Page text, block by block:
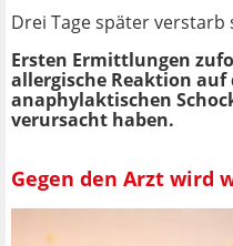
Drei Tage später
Ersten Ermittlungen
allergische Reaktion auf
anaphylaktischen
verursacht haben.
Gegen den Arzt wird